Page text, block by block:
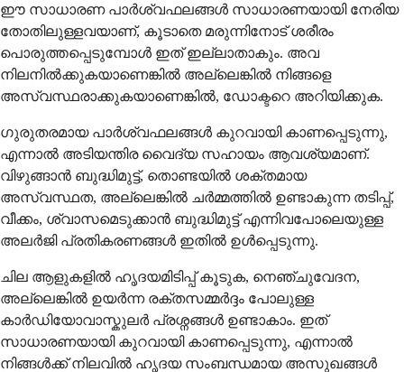
ഈ സാധാരണ പാർശ്വഫലങ്ങൾ സാധാരണയായി നേരിയ
തോതിലുള്ളവയാണ്, കൂടാതെ മരുന്നിനോട് ശരീരം
പൊരുത്തപ്പെടുമ്പോൾ ഇത് ഇല്ലാതാകും. അവ
നിലനിൽക്കുകയാണെങ്കിൽ അല്ലെങ്കിൽ നിങ്ങളെ
അസ്വസ്ഥരാക്കുകയാണെങ്കിൽ, ഡോക്ടറെ അറിയിക്കുക.
ഗുരുതരമായ പാർശ്വഫലങ്ങൾ കുറവായി കാണപ്പെടുന്നു,
എന്നാൽ അടിയന്തിര വൈദ്യ സഹായം ആവശ്യമാണ്.
വിഴുങ്ങാൻ ബുദ്ധിമുട്ട്, തൊണ്ടയിൽ ശക്തമായ
അസ്വസ്ഥത, അല്ലെങ്കിൽ ചർമ്മത്തിൽ ഉണ്ടാകുന്ന തടിപ്പ്,
വീക്കം, ശ്വാസമെടുക്കാൻ ബുദ്ധിമുട്ട് എന്നിവപോലെയുള്ള
അലർജി പ്രതികരണങ്ങൾ ഇതിൽ ഉൾപ്പെടുന്നു.
ചില ആളുകളിൽ ഹൃദയമിടിപ്പ് കൂടുക, നെഞ്ചുവേദന,
അല്ലെങ്കിൽ ഉയർന്ന രക്തസമ്മർദ്ദം പോലുള്ള
കാർഡിയോവാസ്കുലർ പ്രശ്നങ്ങൾ ഉണ്ടാകാം. ഇത്
സാധാരണയായി കുറവായി കാണപ്പെടുന്നു, എന്നാൽ
നിങ്ങൾക്ക് നിലവിൽ ഹൃദയ സംബന്ധമായ അസുഖങ്ങൾ